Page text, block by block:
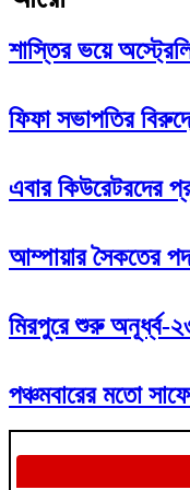
শাস্তির ভয়ে
ফিফা সভাপতির
এবার কিউরেটরদের
আম্পায়ার সৈকতের
মিরপুরে শুরু অনূর্ধ্ব-
পঞ্চমবারের মতো